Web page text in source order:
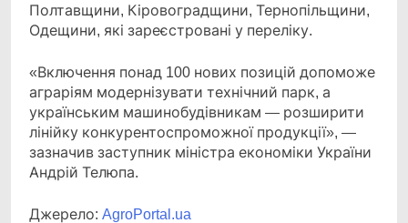
Полтавщини, Кіровоградщини, Тернопільщини,
Одещини, які зареєстровані у переліку.
«Включення понад 100 нових позицій допоможе
аграріям модернізувати технічний парк, а
українським машинобудівникам — розширити
лінійку конкурентоспроможної продукції», —
зазначив заступник міністра економіки України
Андрій Телюпа.
Джерело: AgroPortal.ua